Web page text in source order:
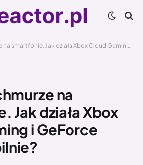
Jak działa Xbox Cloud Gaming i GeForce NOW mobilnie?
na
Jak działa Xbox
i GeForce